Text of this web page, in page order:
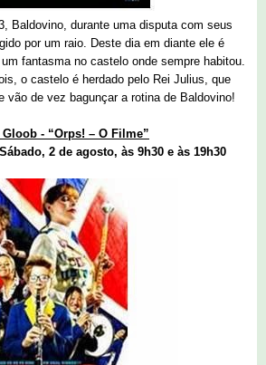
Baldovino, durante uma disputa com seus
por um raio. Deste dia em diante ele é
fantasma no castelo onde sempre habitou.
o castelo é herdado pelo Rei Julius, que
vão de vez bagunçar a rotina de Baldovino!
Gloob - “Orps! – O Filme”
Sábado, 2 de agosto, às 9h30 e às 19h30